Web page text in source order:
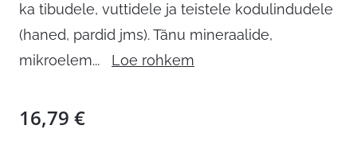
ka tibudele, vuttidele ja teistele kodulindudele
(haned, pardid jms). Tänu mineraalide,
mikroelem... Loe rohkem
16,79 €